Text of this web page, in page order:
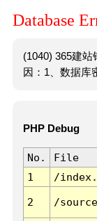
Database
(1040) 365建
因：1、数据库
PHP Debug
No. File
1
/
2 /